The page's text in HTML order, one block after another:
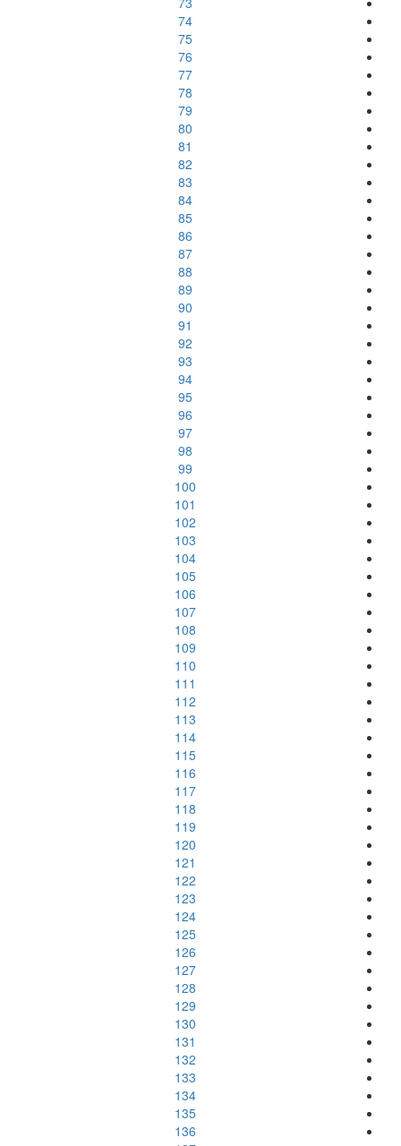
74
75
76
77
78
79
80
81
82
83
84
85
86
87
88
89
90
91
92
93
94
95
96
97
98
99
100
101
102
103
104
105
106
107
108
109
110
111
112
113
114
115
116
117
118
119
120
121
122
123
124
125
126
127
128
129
130
131
132
133
134
135
136